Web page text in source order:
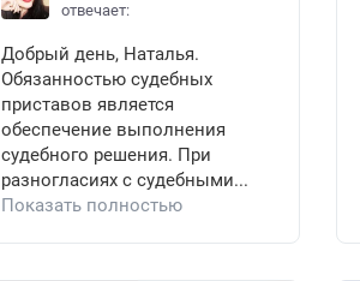
отвечает:
Добрый день, Наталья.
Обязанностью судебных
приставов является
обеспечение выполнения
судебного решения. При
разногласиях с судебными...
Показать полностью